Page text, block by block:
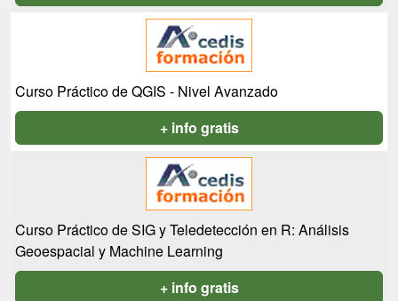
Curso Práctico de QGIS - Nivel Avanzado
+ info gratis
Curso Práctico de SIG y Teledetección en R: Análisis
Geoespacial y Machine Learning
+ info gratis